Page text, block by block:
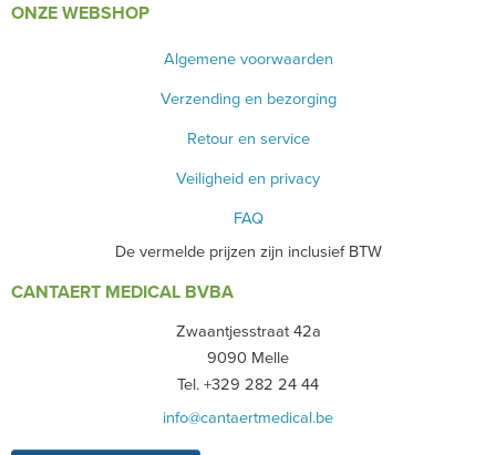
ONZE WEBSHOP
Algemene voorwaarden
Verzending en bezorging
Retour en service
Veiligheid en privacy
FAQ
De vermelde prijzen zijn inclusief BTW
CANTAERT MEDICAL BVBA
Zwaantjesstraat 42a
9090 Melle
Tel. +329 282 24 44
info@cantaertmedical.be